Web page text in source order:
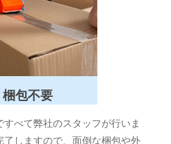
包不要
べて弊社のスタッフが行いま
しますので、面倒な梱包や外